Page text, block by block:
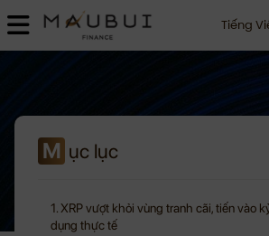
Tiếng
M ục lục
1. XRP vượt khỏi vùng tranh cãi, tiến vào
dụng thực tế